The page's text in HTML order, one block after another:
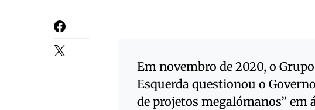
Em novembro de 2020, o
Esquerda questionou o
de projetos megalómanos” em